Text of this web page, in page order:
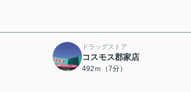
ドラッグストア
コスモス郡家店
492ｍ（7分）